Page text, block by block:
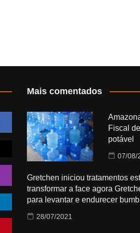
Mais comentados
Fiscal
potável
07/08/
Gretchen iniciou tratamentos
transformar a face agora
para levantar e endurecer
28/07/2021